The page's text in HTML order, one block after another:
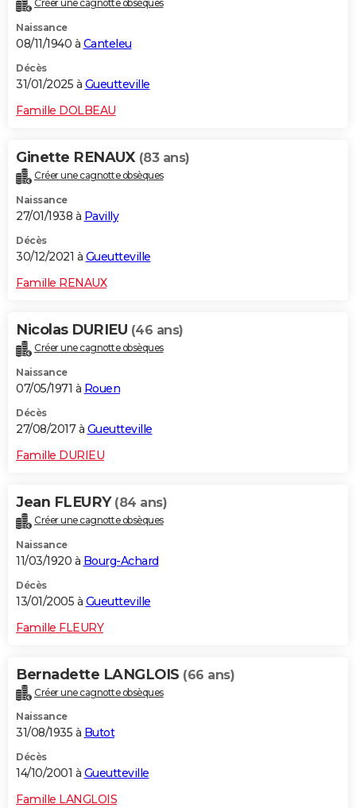
Destinations
City break
Voyage nature
Voyage de noces
Forum
Climat
+PHOTO
GUIDES D'ACHAT
BONS PLANS
CARTE DE VOEUX
Dictionnaire
Biographies
Citations
Expressions
Proverbes
PROGRAMME TV
COPAINS D'AVANT
S'inscrire
Se connecter
Lycées
Collèges
Primaires
Universités
Entreprises
Service militaire
Avis de recherche
AVIS DE DÉCÈS
Créer une cagnotte obsèques
Naissance
08/11/1940 à Canteleu
Décès
31/01/2025 à Gueutteville
Famille DOLBEAU
Ginette RENAUX (83 ans)
Créer une cagnotte obsèques
Naissance
27/01/1938 à Pavilly
Décès
30/12/2021 à Gueutteville
Famille RENAUX
Nicolas DURIEU (46 ans)
Créer une cagnotte obsèques
Naissance
07/05/1971 à Rouen
Décès
27/08/2017 à Gueutteville
Famille DURIEU
Jean FLEURY (84 ans)
Créer une cagnotte obsèques
Naissance
11/03/1920 à Bourg-Achard
Décès
13/01/2005 à Gueutteville
Famille FLEURY
Bernadette LANGLOIS (66 ans)
Créer une cagnotte obsèques
Naissance
31/08/1935 à Butot
Décès
14/10/2001 à Gueutteville
Famille LANGLOIS